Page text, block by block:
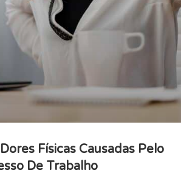
Físicas Causadas Pelo
De Trabalho